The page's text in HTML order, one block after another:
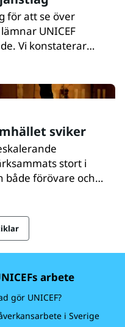
för att se över
UNICEF
Vi konstaterar
når hela vägen
rätt till
“inga ökade
sviker
stort i
både förövare och
utveckling, inte
resurser och
Idag äger en
på temat, och
Sverige ge
arbete
gör UNICEF?
i Sverige